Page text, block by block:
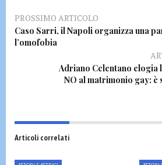
PROSSIMO ARTICOLO
Caso Sarri, il Napoli organizza una
l’omofobia
Adriano Celentano elogia
NO al matrimonio gay: è
Articoli correlati